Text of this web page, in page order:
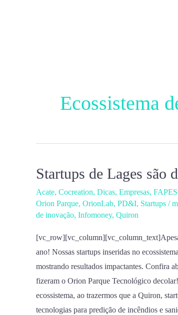
Ecossistema
Startups de Lages são
Acate, Cocreation, Dicas, Empresas,
Orion Parque, OrionLab, PD&I, Startups /
de inovação, Infomoney, Quiron
ano! Nossas startups inseridas no
mostrando resultados impactantes. Confira
fizeram o Orion Parque Tecnológico
ecossistema, ao trazermos que a Quiron,
tecnologias para predição de incêndios e
Startups
Lages
são
nacional
neste
início
de
2021